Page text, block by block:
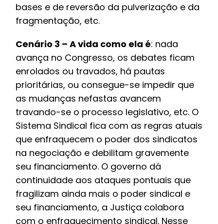
bases e de reversão da pulverização e da
fragmentação, etc.
Cenário 3 – A vida como ela é: nada
avança no Congresso, os debates ficam
enrolados ou travados, há pautas
prioritárias, ou consegue-se impedir que
as mudanças nefastas avancem
travando-se o processo legislativo, etc. O
Sistema Sindical fica com as regras atuais
que enfraquecem o poder dos sindicatos
na negociação e debilitam gravemente
seu financiamento. O governo dá
continuidade aos ataques pontuais que
fragilizam ainda mais o poder sindical e
seu financiamento, a Justiça colabora
com o enfraquecimento sindical. Nesse